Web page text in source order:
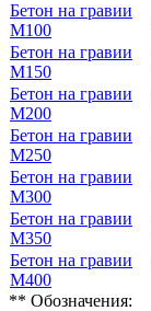
Бетон на гравии
М100
Бетон на гравии
М150
Бетон на гравии
М200
Бетон на гравии
М250
Бетон на гравии
М300
Бетон на гравии
М350
Бетон на гравии
М400
** Обозначения: